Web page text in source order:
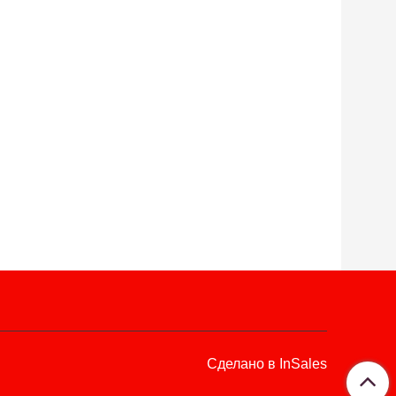
Сделано в InSales